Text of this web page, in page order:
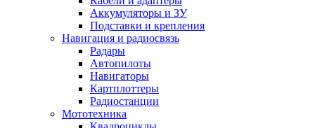
Аккумуляторы и ЗУ
Подставки и крепления
Навигация и радиосвязь
Радары
Автопилоты
Навигаторы
Картплоттеры
Радиостанции
Мототехника